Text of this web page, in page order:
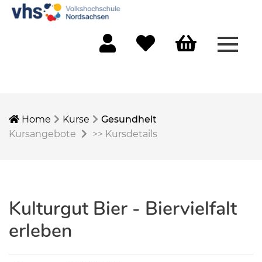
Home Kurse
Gesundheit
Kursangebote
>> Kursdetails
Kulturgut Bier - Biervielfalt
erleben